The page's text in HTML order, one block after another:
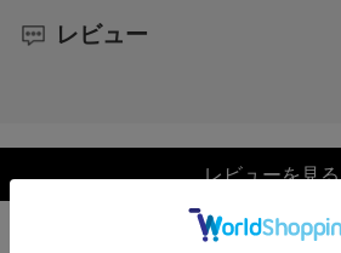
レビュー
レビューを見る